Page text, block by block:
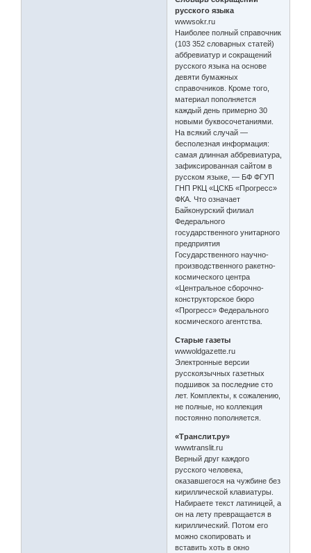
русского языка
wwwsokr.ru
Наиболее полный справочник
(103 352 словарных статей)
аббревиатур и сокращений
русского языка на основе
девяти бумажных
справочников. Кроме того,
материал пополняется
каждый день примерно 30
новыми буквосочетаниями.
На всякий случай —
бесполезная информация:
самая длинная аббревиатура,
зафиксированная сайтом в
русском языке, — БФ ФГУП
ГНП РКЦ «ЦСКБ «Прогресс»
ФКА. Что означает
Байконурский филиал
Федерального
государственного унитарного
предприятия
Государственного научно-
производственного ракетно-
космического центра
«Центральное сборочно-
конструкторское бюро
«Прогресс» Федерального
космического агентства.
Старые газеты
wwwoldgazette.ru
Электронные версии
русскоязычных газетных
подшивок за последние сто
лет. Комплекты, к сожалению,
не полные, но коллекция
постоянно пополняется.
«Транслит.ру»
wwwtranslit.ru
Верный друг каждого
русского человека,
оказавшегося на чужбине без
кириллической клавиатуры.
Набираете текст латиницей, а
он на лету превращается в
кириллический. Потом его
можно скопировать и
вставить хоть в окно